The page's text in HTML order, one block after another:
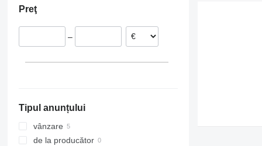
Transit
Trafic
Twingo
Transporter
Preţ
–
Tipul anunțului
vânzare
de la producător